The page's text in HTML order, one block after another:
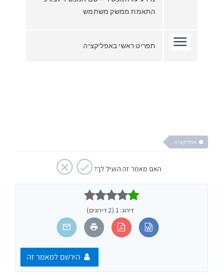
התאמת ממשק משתמש
תפריט ראשי באפליקציה
אפליקציה
האם מאמר זה הועיל לך?



דירוג: 1 (2 דירוגים)
הירשם למאמר זה